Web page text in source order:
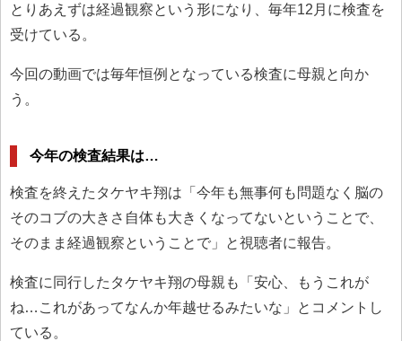
とりあえずは経過観察という形になり、毎年12月に検査を
受けている。
今回の動画では毎年恒例となっている検査に母親と向か
う。
今年の検査結果は…
検査を終えたタケヤキ翔は「今年も無事何も問題なく脳の
そのコブの大きさ自体も大きくなってないということで、
そのまま経過観察ということで」と視聴者に報告。
検査に同行したタケヤキ翔の母親も「安心、もうこれが
ね…これがあってなんか年越せるみたいな」とコメントし
ている。